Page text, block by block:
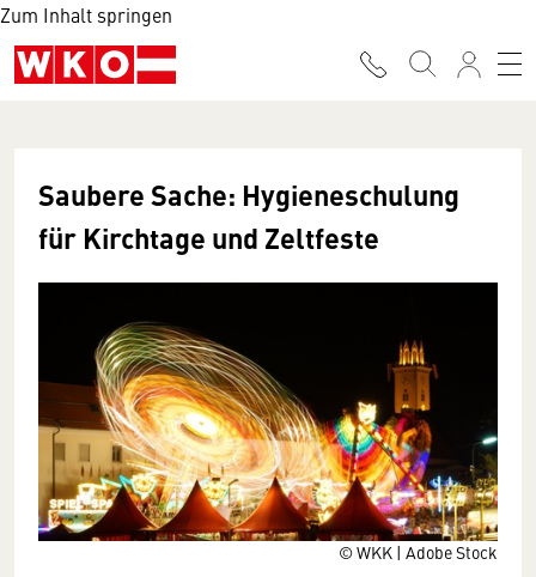
Zum Inhalt springen
© WKK | Adobe Stock
Saubere Sache: Hygieneschulung
für Kirchtage und Zeltfeste